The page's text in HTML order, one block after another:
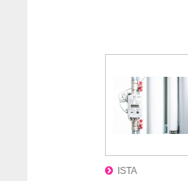
ISTA